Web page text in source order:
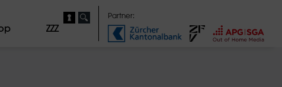
ZZZ
Partner: